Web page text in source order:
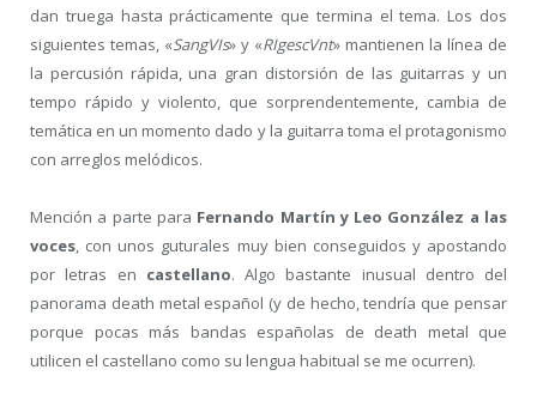
dan truega hasta prácticamente que termina el tema. Los dos
siguientes temas, «SangVIs» y «RIgescVnt» mantienen la línea de
la percusión rápida, una gran distorsión de las guitarras y un
tempo rápido y violento, que sorprendentemente, cambia de
temática en un momento dado y la guitarra toma el protagonismo
con arreglos melódicos.
Mención a parte para Fernando Martín y Leo González a las
voces, con unos guturales muy bien conseguidos y apostando
por letras en castellano. Algo bastante inusual dentro del
panorama death metal español (y de hecho, tendría que pensar
porque pocas más bandas españolas de death metal que
utilicen el castellano como su lengua habitual se me ocurren).